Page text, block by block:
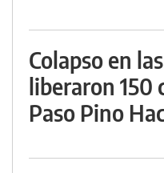
Colapso en
liberaron 150
Paso Pino